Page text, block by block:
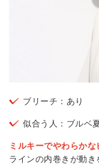
ブリーチ：あり
似合う人：ブルベ
ミルキーでやわらかな
ラインの内巻きが動